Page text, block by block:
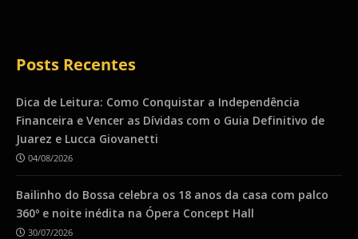
Posts Recentes
Dica de Leitura: Como Conquistar a Independência
Financeira e Vencer as Dívidas com o Guia Definitivo de
Juarez e Lucca Giovanetti
04/08/2026
Bailinho do Bossa celebra os 18 anos da casa com palco
360º e noite inédita na Ópera Concept Hall
30/07/2026